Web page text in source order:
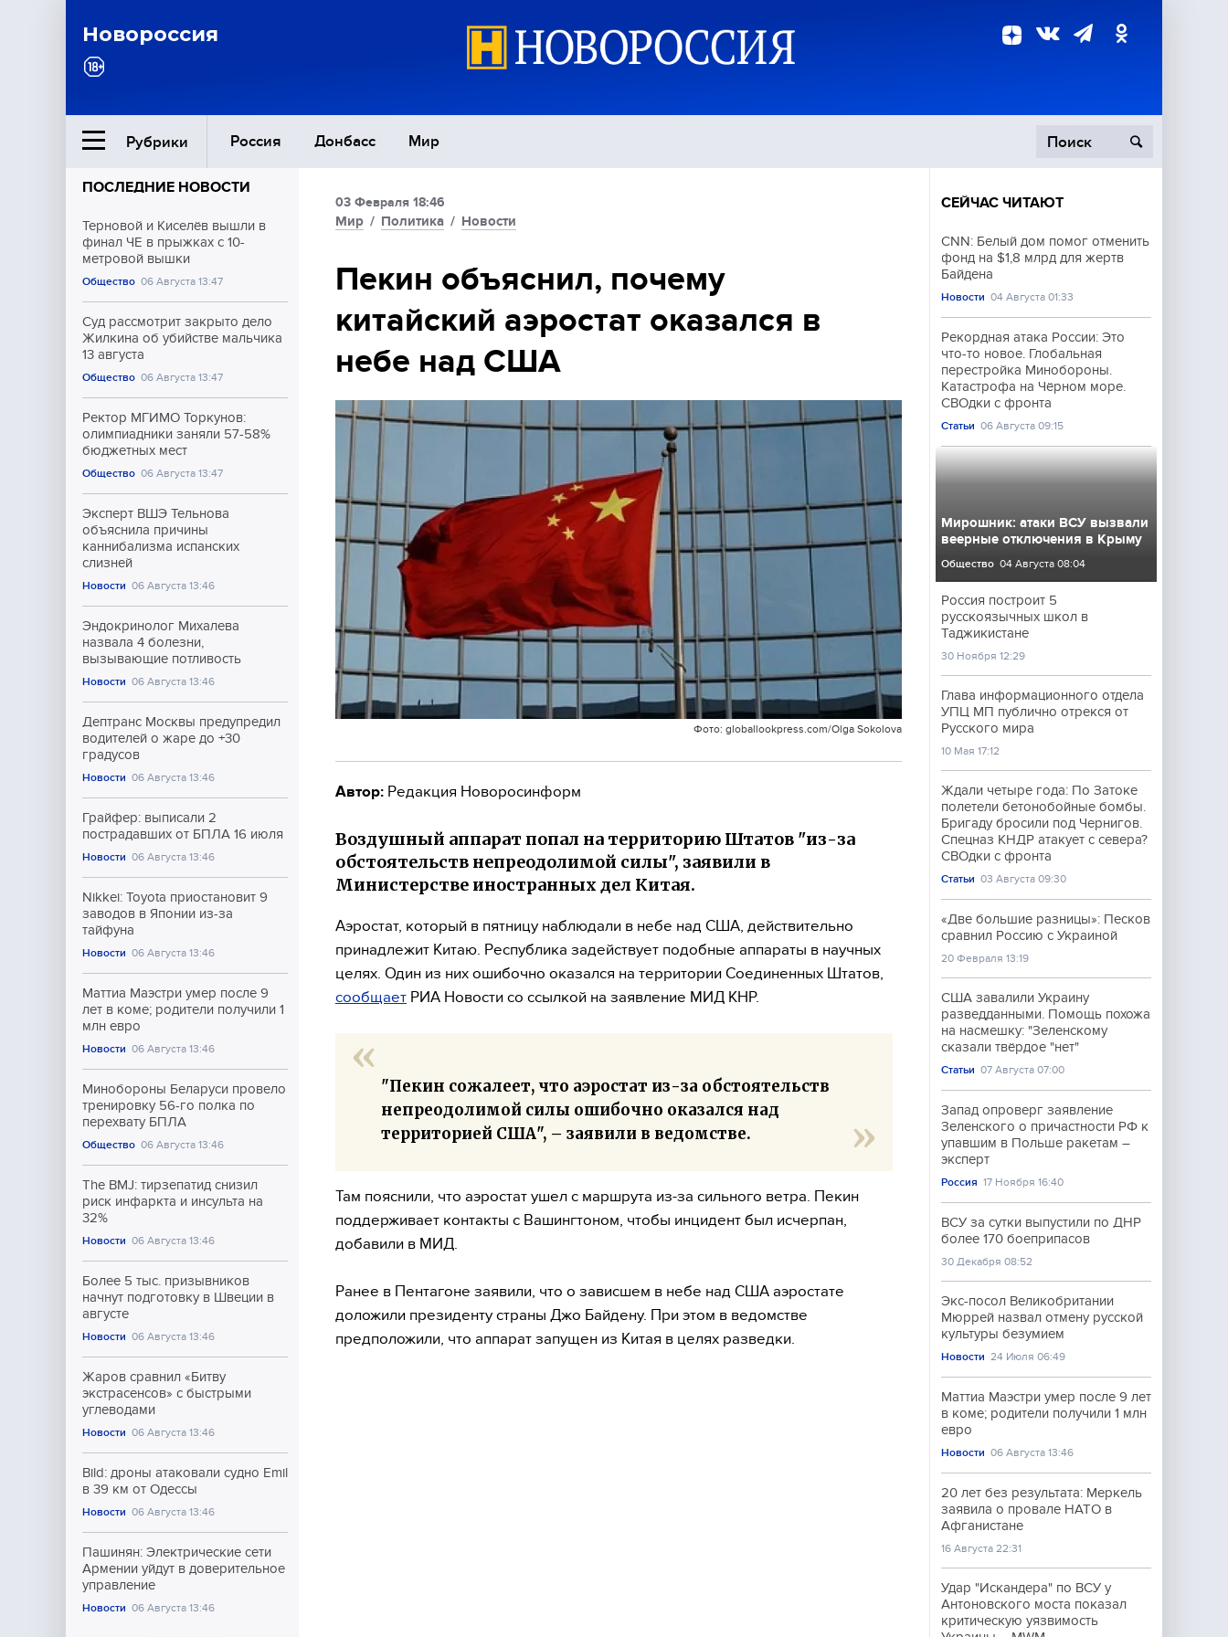
Новороссия
Рубрики Россия Донбасс Мир
Ближний Восток Политика
Общество
Экономика
Происшествия
Культура
Спорт
ПОСЛЕДНИЕ НОВОСТИ
Терновой и Киселёв вышли в
финал ЧЕ в прыжках с 10-
метровой вышки
Общество 06 Августа 13:47
Суд рассмотрит закрыто дело
Жилкина об убийстве мальчика
13 августа
Общество 06 Августа 13:47
Ректор МГИМО Торкунов:
олимпиадники заняли 57-58%
бюджетных мест
Общество 06 Августа 13:47
Эксперт ВШЭ Тельнова
объяснила причины
каннибализма испанских
слизней
Новости 06 Августа 13:46
Эндокринолог Михалева
назвала 4 болезни,
вызывающие потливость
Новости 06 Августа 13:46
Дептранс Москвы предупредил
водителей о жаре до +30
градусов
Новости 06 Августа 13:46
Грайфер: выписали 2
пострадавших от БПЛА 16 июля
Новости 06 Августа 13:46
Nikkei: Toyota приостановит 9
заводов в Японии из-за
тайфуна
Новости 06 Августа 13:46
Маттиа Маэстри умер после 9
лет в коме; родители получили 1
млн евро
Новости 06 Августа 13:46
Минобороны Беларуси провело
тренировку 56-го полка по
перехвату БПЛА
Общество 06 Августа 13:46
The BMJ: тирзепатид снизил
риск инфаркта и инсульта на
32%
Новости 06 Августа 13:46
Более 5 тыс. призывников
начнут подготовку в Швеции в
августе
Новости 06 Августа 13:46
Жаров сравнил «Битву
экстрасенсов» с быстрыми
углеводами
Новости 06 Августа 13:46
Bild: дроны атаковали судно Emil
в 39 км от Одессы
Новости 06 Августа 13:46
Пашинян: Электрические сети
Армении уйдут в доверительное
управление
Новости 06 Августа 13:46
03 Февраля 18:46
Мир / Политика / Новости
Пекин объяснил, почему
китайский аэростат оказался в
небе над США
Фото: globallookpress.com/Olga Sokolova
Автор: Редакция Новоросинформ
Воздушный аппарат попал на территорию Штатов "из-за
обстоятельств непреодолимой силы", заявили в
Министерстве иностранных дел Китая.
Аэростат, который в пятницу наблюдали в небе над США, действительно
принадлежит Китаю. Республика задействует подобные аппараты в научных
целях. Один из них ошибочно оказался на территории Соединенных Штатов,
сообщает РИА Новости со ссылкой на заявление МИД КНР.
"Пекин сожалеет, что аэростат из-за обстоятельств
непреодолимой силы ошибочно оказался над
территорией США", – заявили в ведомстве.
Там пояснили, что аэростат ушел с маршрута из-за сильного ветра. Пекин
поддерживает контакты с Вашингтоном, чтобы инцидент был исчерпан,
добавили в МИД.
Ранее в Пентагоне заявили, что о зависшем в небе над США аэростате
доложили президенту страны Джо Байдену. При этом в ведомстве
предположили, что аппарат запущен из Китая в целях разведки.
СЕЙЧАС ЧИТАЮТ
CNN: Белый дом помог отменить
фонд на $1,8 млрд для жертв
Байдена
Новости 04 Августа 01:33
Рекордная атака России: Это
что-то новое. Глобальная
перестройка Минобороны.
Катастрофа на Чёрном море.
СВОдки с фронта
Статьи 06 Августа 09:15
Мирошник: атаки ВСУ вызвали
веерные отключения в Крыму
Общество 04 Августа 08:04
Россия построит 5
русскоязычных школ в
Таджикистане
30 Ноября 12:29
Глава информационного отдела
УПЦ МП публично отрекся от
Русского мира
10 Мая 17:12
Ждали четыре года: По Затоке
полетели бетонобойные бомбы.
Бригаду бросили под Чернигов.
Спецназ КНДР атакует с севера?
СВОдки с фронта
Статьи 03 Августа 09:30
«Две большие разницы»: Песков
сравнил Россию с Украиной
20 Февраля 13:19
США завалили Украину
разведданными. Помощь похожа
на насмешку: "Зеленскому
сказали твёрдое "нет"
Статьи 07 Августа 07:00
Запад опроверг заявление
Зеленского о причастности РФ к
упавшим в Польше ракетам –
эксперт
Россия 17 Ноября 16:40
ВСУ за сутки выпустили по ДНР
более 170 боеприпасов
30 Декабря 08:52
Экс-посол Великобритании
Мюррей назвал отмену русской
культуры безумием
Новости 24 Июля 06:49
Маттиа Маэстри умер после 9 лет
в коме; родители получили 1 млн
евро
Новости 06 Августа 13:46
20 лет без результата: Меркель
заявила о провале НАТО в
Афганистане
16 Августа 22:31
Удар "Искандера" по ВСУ у
Антоновского моста показал
критическую уязвимость